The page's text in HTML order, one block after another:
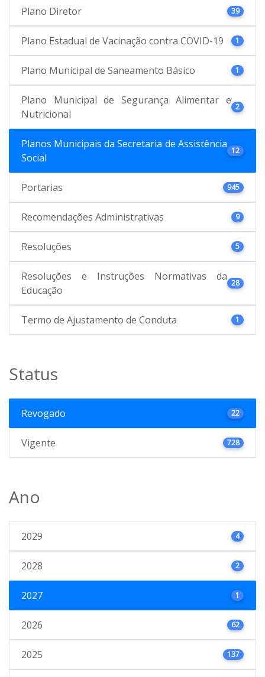
Plano Diretor 39
Plano Estadual de Vacinação contra COVID-19 1
Plano Municipal de Saneamento Básico 1
Plano Municipal de Segurança Alimentar e
Nutricional
2
Planos Municipais da Secretaria de Assistência
Social
12
Portarias 945
Recomendações Administrativas 9
Resoluções 5
Resoluções e Instruções Normativas da
Educação
28
Termo de Ajustamento de Conduta 1
Status
Revogado 22
Vigente 728
Ano
2029 4
2028 2
2027 1
2026 62
2025 137